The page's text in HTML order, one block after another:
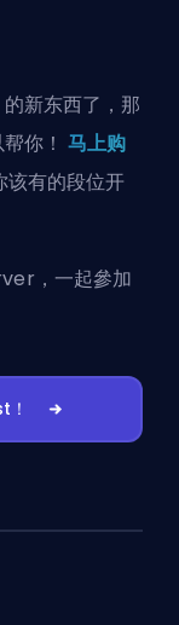
新东西了，那
帮你！马上购
该有的段位开
，一起參加